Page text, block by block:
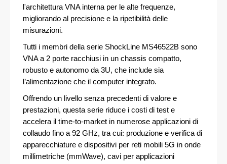
l'architettura VNA interna per le alte frequenze,
migliorando al precisione e la ripetibilità delle
misurazioni.
Tutti i membri della serie ShockLine MS46522B sono
VNA a 2 porte racchiusi in un chassis compatto,
robusto e autonomo da 3U, che include sia
l’alimentazione che il computer integrato.
Offrendo un livello senza precedenti di valore e
prestazioni, questa serie riduce i costi di test e
accelera il time-to-market in numerose applicazioni di
collaudo fino a 92 GHz, tra cui: produzione e verifica di
apparecchiature e dispositivi per reti mobili 5G in onde
millimetriche (mmWave), cavi per applicazioni